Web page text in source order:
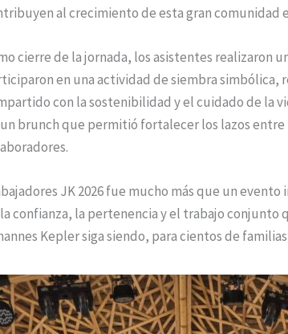
al crecimiento de esta gran comunidad
cierre de la jornada, los asistentes realizaron
en una actividad de siembra simbólica,
con la sostenibilidad y el cuidado de la
brunch que permitió fortalecer los lazos
JK 2026 fue mucho más que un
confianza, la pertenencia y el trabajo conjunto
Kepler siga siendo, para cientos de